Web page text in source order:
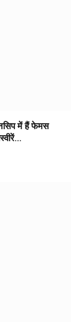
में हैं फेमस